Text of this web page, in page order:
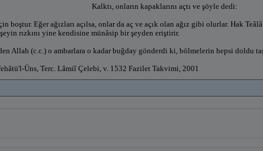
Kalktı, onların kapaklarını açtı ve şöyle dedi:
boştur. Eğer ağızları açılsa, onlar da aç ve açık olan ağız gibi olurlar. Hak Teâlâ
rızkını yine kendisine münâsip bir şeyden eriştirir.
Allah (c.c.) o ambarlara o kadar buğday gönderdi ki, bölmelerin hepsi doldu
Üns, Terc. Lâmiî Çelebi, v. 1532 Fazilet Takvimi, 2001